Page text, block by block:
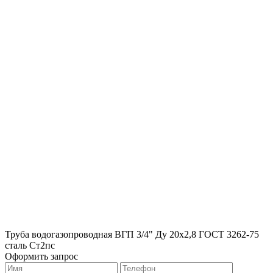
Труба водогазопроводная ВГП 3/4" Ду 20х2,8 ГОСТ 3262-75
сталь Ст2пс
Оформить запрос